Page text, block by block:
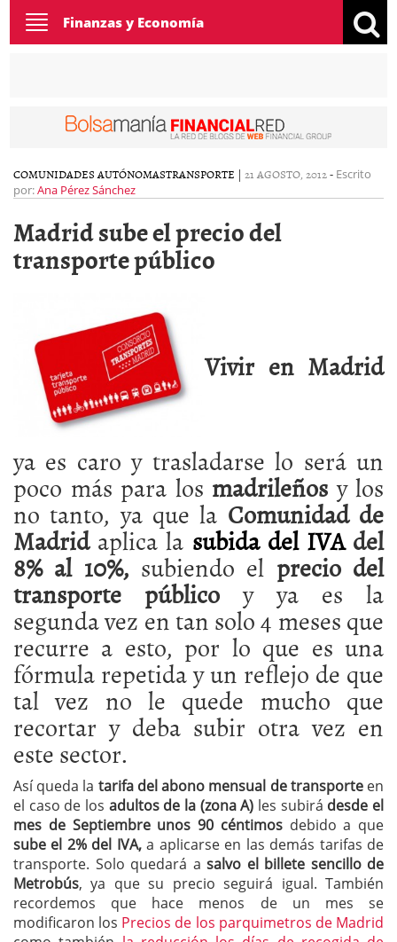
Toggle
navigation
Finanzas y Economía
COMUNIDADES AUTÓNOMASTRANSPORTE | 21 AGOSTO, 2012- Escrito
por:Ana Pérez Sánchez
Madrid sube el precio del
transporte público
Vivir en Madrid
ya es caro y trasladarse lo será un
poco más para los madrileños y los
no tanto, ya que la Comunidad de
Madridaplica la subida del IVAdel
8% al 10%, subiendo el precio del
transporte público y ya es la
segunda vez en tan solo 4 meses que
recurre a esto, por lo que es una
fórmula repetida y un reflejo de que
tal vez no le quede mucho que
recortar y deba subir otra vez en
este sector.
Así queda la tarifa del abono mensual de transporteen
el caso de los adultos de la (zona A) les subirá desde el
mes de Septiembre unos 90 céntimosdebido a que
sube el 2% del IVA,a aplicarse en las demás tarifas de
transporte. Solo quedará a salvo el billete sencillo de
Metrobús, ya que su precio seguirá igual. También
recordemos que hace menos de un mes se
modificaron los Precios de los parquimetros de Madrid